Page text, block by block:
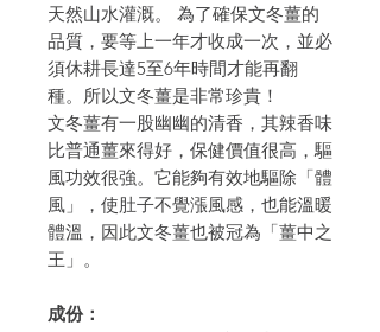
天然山水灌溉。 為了確保文冬薑的
品質，要等上一年才收成一次，並必
須休耕長達5至6年時間才能再翻
種。所以文冬薑是非常珍貴！
文冬薑有一股幽幽的清香，其辣香味
比普通薑來得好，保健價值很高，驅
風功效很強。它能夠有效地驅除「體
風」，使肚子不覺漲風感，也能溫暖
體溫，因此文冬薑也被冠為「薑中之
王」。
成份：